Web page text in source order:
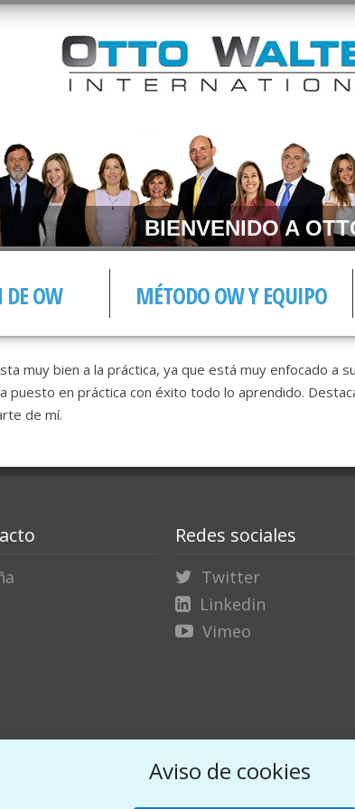
Aviso de cookies
BIENVENIDO A
DE OW MÉTODO OW Y EQUIPO
muy bien a la práctica, ya que está muy enfocado a
puesto en práctica con éxito todo lo aprendido.
de mí.
Redes sociales
Twitter
Linkedin
Vimeo